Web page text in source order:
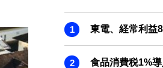
東電、経常利益
食品消費税1%
ENERGY
INBOUND JOURNAL
LIFE ENDING JOURNAL